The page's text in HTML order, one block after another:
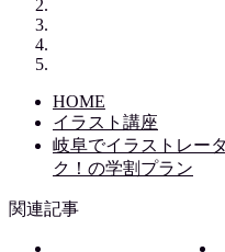
HOME
イラスト講座
岐阜でイラストレー
ク！の学割プラン
関連記事